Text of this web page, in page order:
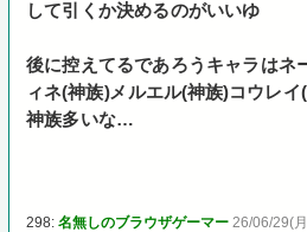
して引くか決めるのがいいゆ
後に控えてるであろうキャラはネ
ィネ(神族)メルエル(神族)コウレイ
神族多いな…
298:名無しのブラウザゲーマー 26/06/29(